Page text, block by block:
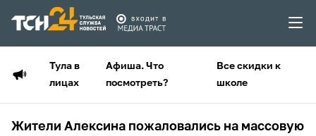
Тула в
лицах
Афиша. Что
посмотреть?
Все скидки к
школе
Жители Алексина пожаловались на массовую